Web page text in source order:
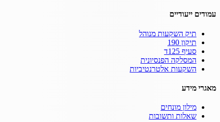
עמודים ייעודיים
תיק השקעות מנוהל
תיקון 190
סעיף 125ד
המסלקה הפנסיונית
השקעות אלטרנטיביות
מאגרי מידע
מילון מונחים
שאלות ותשובות